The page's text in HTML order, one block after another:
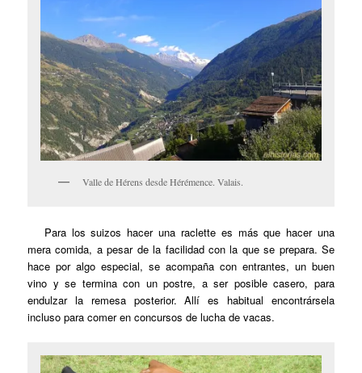
Valle de Hérens desde Hérémence. Valais.
Para los suizos hacer una raclette es más que hacer una
mera comida, a pesar de la facilidad con la que se prepara. Se
hace por algo especial, se acompaña con entrantes, un buen
vino y se termina con un postre, a ser posible casero, para
endulzar la remesa posterior. Allí es habitual encontrársela
incluso para comer en concursos de lucha de vacas.